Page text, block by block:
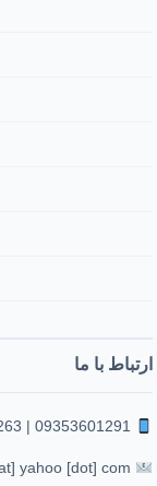
ارتباط با ما